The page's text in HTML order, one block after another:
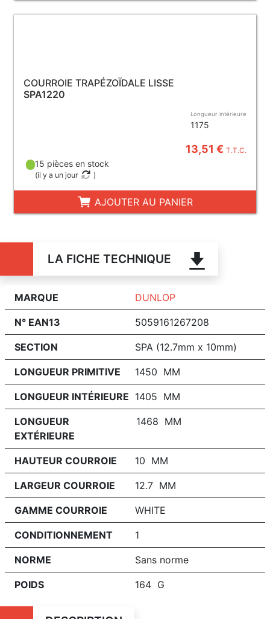
COURROIE TRAPÉZOÏDALE LISSE
SPA1220
Longueur intérieure
1175
13,51 €T.T.C.
15 pièces en stock
(il y a un jour )
AJOUTER AU PANIER
LA FICHE TECHNIQUE
MARQUE DUNLOP
N° EAN13 5059161267208
SECTION SPA (12.7mm x 10mm)
LONGUEUR PRIMITIVE 1450 MM
LONGUEUR INTÉRIEURE 1405 MM
LONGUEUR
EXTÉRIEURE
1468 MM
HAUTEUR COURROIE 10 MM
LARGEUR COURROIE 12.7 MM
GAMME COURROIE WHITE
CONDITIONNEMENT 1
NORME Sans norme
POIDS 164 G